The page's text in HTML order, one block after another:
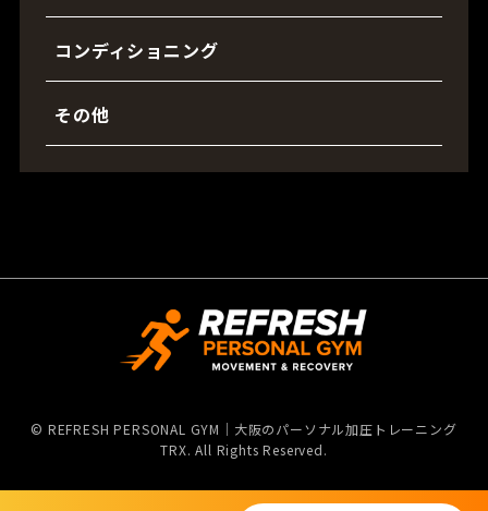
コンディショニング
その他
© REFRESH PERSONAL GYM｜大阪のパーソナル加圧トレーニング
TRX. All Rights Reserved.